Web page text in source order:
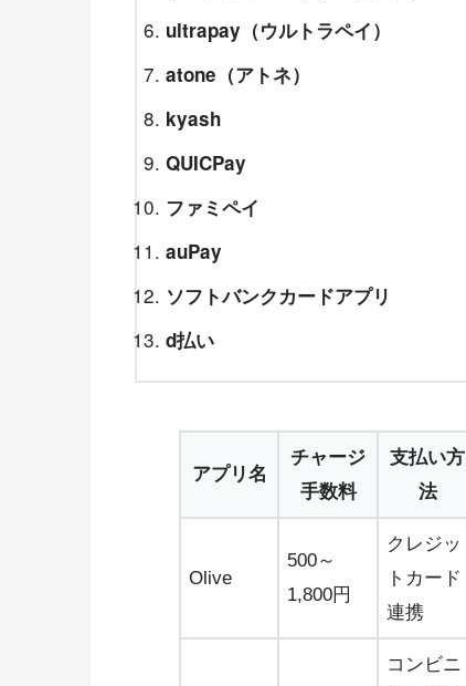
ultrapay（ウルトラペイ）
atone（アトネ）
kyash
QUICPay
ファミペイ
auPay
ソフトバンクカードアプリ
d払い
アプリ名
チャージ
手数料
支払い方
法
Olive
500～
1,800円
クレジッ
トカード
連携
コンビニ